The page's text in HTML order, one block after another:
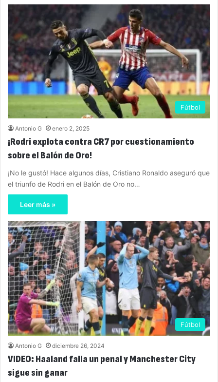
Fútbol
Antonio G enero 2, 2025
¡Rodri explota contra CR7 por cuestionamiento
sobre el Balón de Oro!
¡No le gustó! Hace algunos días, Cristiano Ronaldo aseguró que
el triunfo de Rodri en el Balón de Oro no…
Leer más »
Fútbol
Antonio G diciembre 26, 2024
VIDEO: Haaland falla un penal y Manchester City
sigue sin ganar